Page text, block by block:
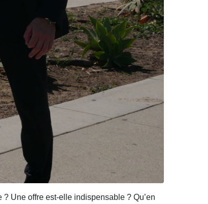
Une offre est-elle indispensable ? Qu’en